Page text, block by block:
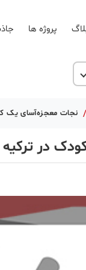
پروژه ها
/ نجات معجزه‌آسای یک
در ترکیه